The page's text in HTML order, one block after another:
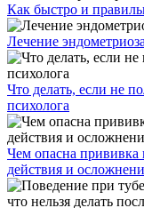
Как быстро и
Лечение
Что делать, если не
психолога
Чем опасна прививка
действия и